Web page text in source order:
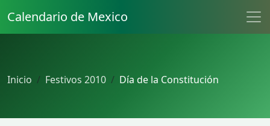
Calendario de Mexico
Inicio Festivos 2010 Día de la Constitución